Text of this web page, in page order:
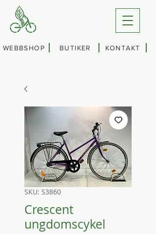
WEBBSHOP BUTIKER KONTAKT
SKU: S3860
Crescent
ungdomscykel